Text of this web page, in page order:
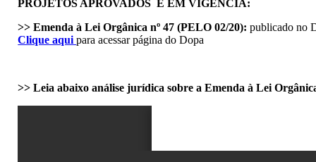
PROJETOS APROVADOS E EM VIGÊNCIA:
>> Emenda à Lei Orgânica nº 47 (PELO 02/20): publicado no
Clique aquipara acessar página do Dopa
>> Leia abaixo análise jurídica sobre a Emenda à Lei